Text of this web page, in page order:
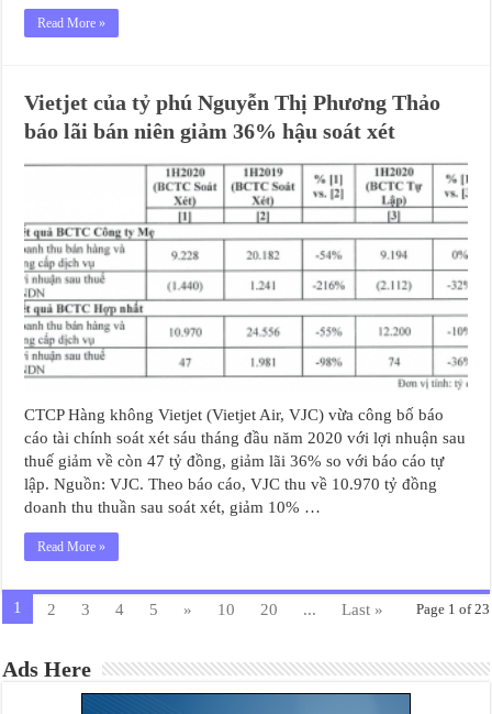
Read More »
Vietjet của tỷ phú Nguyễn Thị Phương Thảo
báo lãi bán niên giảm 36% hậu soát xét
CTCP Hàng không Vietjet (Vietjet Air, VJC) vừa công bố báo
cáo tài chính soát xét sáu tháng đầu năm 2020 với lợi nhuận sau
thuế giảm về còn 47 tỷ đồng, giảm lãi 36% so với báo cáo tự
lập. Nguồn: VJC. Theo báo cáo, VJC thu về 10.970 tỷ đồng
doanh thu thuần sau soát xét, giảm 10% …
Read More »
Page 1 of 23
1 2 3 4 5 » 10 20 ... Last »
Ads Here